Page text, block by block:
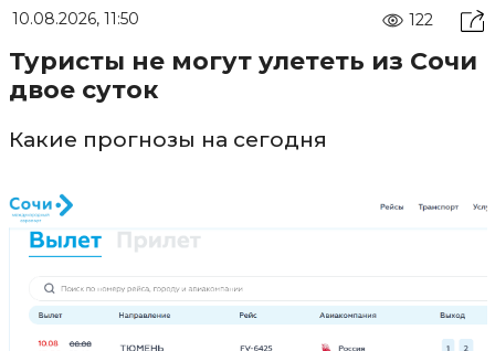
10.08.2026, 11:50 122
Туристы не могут улететь из Сочи
двое суток
Какие прогнозы на сегодня